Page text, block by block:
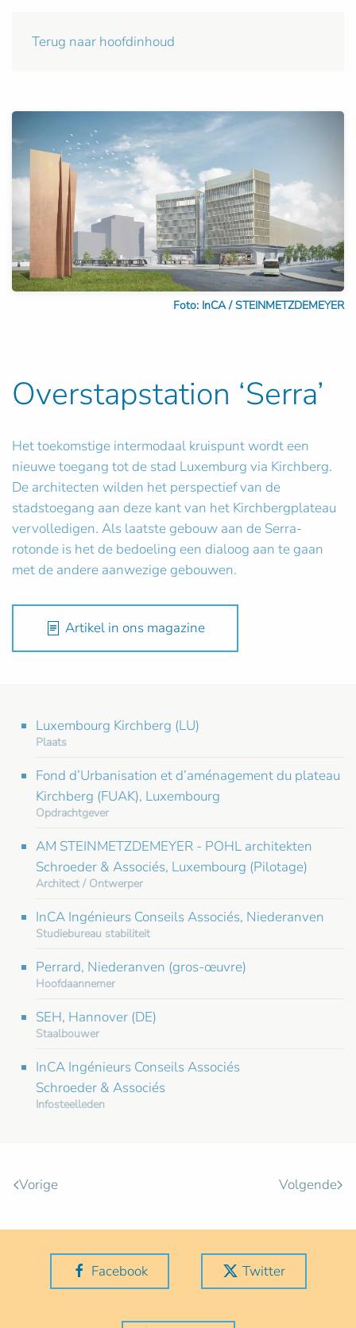
Terug naar hoofdinhoud
Foto: InCA / STEINMETZDEMEYER
Overstapstation ‘Serra’
Het toekomstige intermodaal kruispunt wordt een
nieuwe toegang tot de stad Luxemburg via Kirchberg.
De architecten wilden het perspectief van de
stadstoegang aan deze kant van het Kirchbergplateau
vervolledigen. Als laatste gebouw aan de Serra-
rotonde is het de bedoeling een dialoog aan te gaan
met de andere aanwezige gebouwen.
Artikel in ons magazine
Luxembourg Kirchberg (LU)
Plaats
Fond d’Urbanisation et d’aménagement du plateau
Kirchberg (FUAK), Luxembourg
Opdrachtgever
AM STEINMETZDEMEYER - POHL architekten
Schroeder & Associés, Luxembourg (Pilotage)
Architect / Ontwerper
InCA Ingénieurs Conseils Associés, Niederanven
Studiebureau stabiliteit
Perrard, Niederanven (gros-œuvre)
Hoofdaannemer
SEH, Hannover (DE)
Staalbouwer
InCA Ingénieurs Conseils Associés
Schroeder & Associés
Infosteelleden
Vorige Volgende
Facebook Twitter